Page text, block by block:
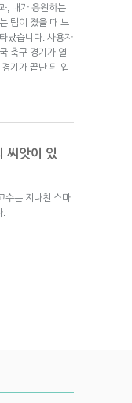
, 내가 응원하는
팀이 졌을 때 느
났습니다. 사용자
축구 경기가 열
기가 끝난 뒤 입
씨앗이 있
수는 지나친 스마